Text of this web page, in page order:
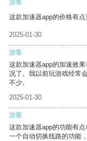
游客
这款加速器app的价格有
2025-01-30
游客
这款加速器app的加速效
况了。我以前玩游戏经常
不少。
2025-01-30
游客
这款加速器app的功能有
一个自动切换线路的功能